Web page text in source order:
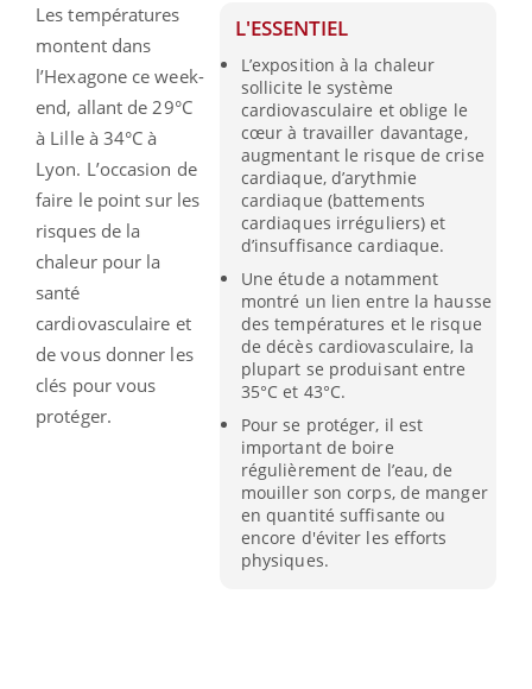
L'ESSENTIEL
L’exposition à la chaleur
sollicite le système
cardiovasculaire et oblige le
cœur à travailler davantage,
augmentant le risque de crise
cardiaque, d’arythmie
cardiaque (battements
cardiaques irréguliers) et
d’insuffisance cardiaque.
Une étude a notamment
montré un lien entre la hausse
des températures et le risque
de décès cardiovasculaire, la
plupart se produisant entre
35°C et 43°C.
Pour se protéger, il est
important de boire
régulièrement de l’eau, de
mouiller son corps, de manger
en quantité suffisante ou
encore d'éviter les efforts
physiques.
Les températures
montent dans
l’Hexagone ce week-
end, allant de 29°C
à Lille à 34°C à
Lyon. L’occasion de
faire le point sur les
risques de la
chaleur pour la
santé
cardiovasculaire et
de vous donner les
clés pour vous
protéger.